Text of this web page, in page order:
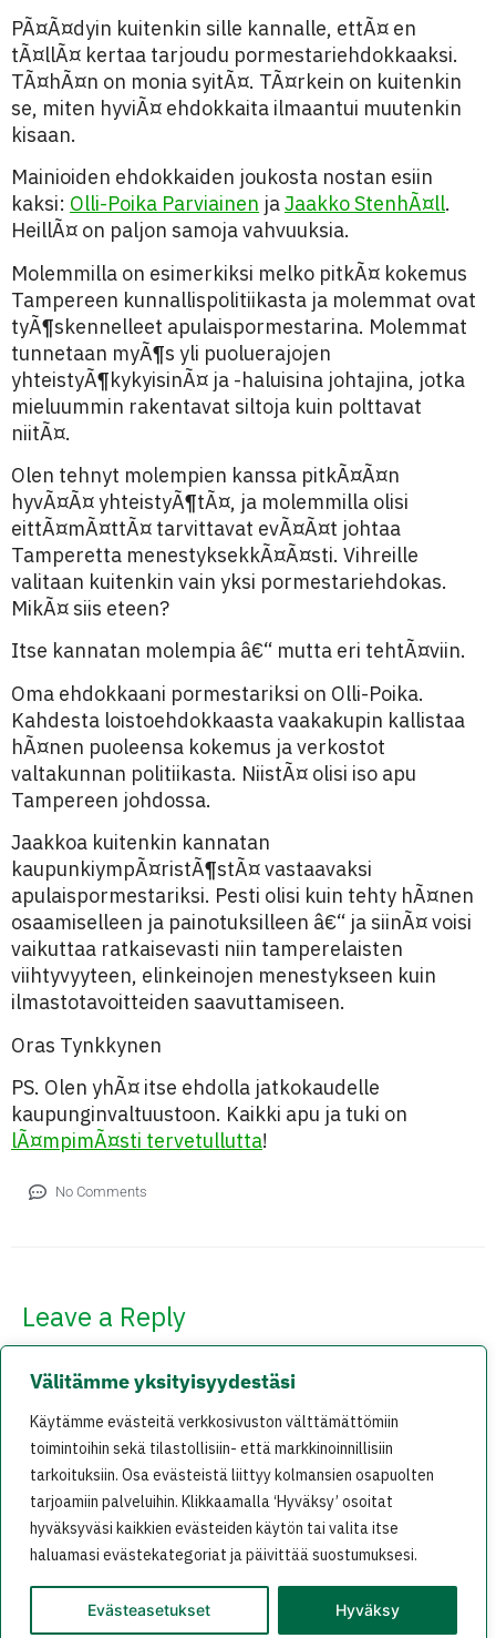
Välitämme yksityisyydestäsi
Käytämme evästeitä verkkosivuston välttämättömiin
toimintoihin sekä tilastollisiin- että markkinoinnillisiin
tarkoituksiin. Osa evästeistä liittyy kolmansien osapuolten
tarjoamiin palveluihin. Klikkaamalla ‘Hyväksy’ osoitat
hyväksyväsi kaikkien evästeiden käytön tai valita itse
haluamasi evästekategoriat ja päivittää suostumuksesi.
Evästeasetukset Hyväksy
PÃ¤Ã¤dyin kuitenkin sille kannalle, ettÃ¤ en
tÃ¤llÃ¤ kertaa tarjoudu pormestariehdokkaaksi.
TÃ¤hÃ¤n on monia syitÃ¤. TÃ¤rkein on kuitenkin
se, miten hyviÃ¤ ehdokkaita ilmaantui muutenkin
kisaan.
Mainioiden ehdokkaiden joukosta nostan esiin
kaksi: Olli-Poika Parviainen jaJaakko StenhÃ¤ll.
HeillÃ¤ on paljon samoja vahvuuksia.
Molemmilla on esimerkiksi melko pitkÃ¤ kokemus
Tampereen kunnallispolitiikasta ja molemmat ovat
tyÃ¶skennelleet apulaispormestarina. Molemmat
tunnetaan myÃ¶s yli puoluerajojen
yhteistyÃ¶kykyisinÃ¤ ja -haluisina johtajina, jotka
mieluummin rakentavat siltoja kuin polttavat
niitÃ¤.
Olen tehnyt molempien kanssa pitkÃ¤Ã¤n
hyvÃ¤Ã¤ yhteistyÃ¶tÃ¤, ja molemmilla olisi
eittÃ¤mÃ¤ttÃ¤ tarvittavat evÃ¤Ã¤t johtaa
Tamperetta menestyksekkÃ¤Ã¤sti. Vihreille
valitaan kuitenkin vain yksi pormestariehdokas.
MikÃ¤ siis eteen?
Itse kannatan molempia â€“ mutta eri tehtÃ¤viin.
Oma ehdokkaani pormestariksi on Olli-Poika.
Kahdesta loistoehdokkaasta vaakakupin kallistaa
hÃ¤nen puoleensa kokemus ja verkostot
valtakunnan politiikasta. NiistÃ¤ olisi iso apu
Tampereen johdossa.
Jaakkoa kuitenkin kannatan
kaupunkiympÃ¤ristÃ¶stÃ¤ vastaavaksi
apulaispormestariksi. Pesti olisi kuin tehty hÃ¤nen
osaamiselleen ja painotuksilleen â€“ ja siinÃ¤ voisi
vaikuttaa ratkaisevasti niin tamperelaisten
viihtyvyyteen, elinkeinojen menestykseen kuin
ilmastotavoitteiden saavuttamiseen.
Oras Tynkkynen
PS. Olen yhÃ¤ itse ehdolla jatkokaudelle
kaupunginvaltuustoon. Kaikki apu ja tuki on
lÃ¤mpimÃ¤sti tervetullutta!
No Comments
Leave a Reply
Required fields are marked*
Comment*